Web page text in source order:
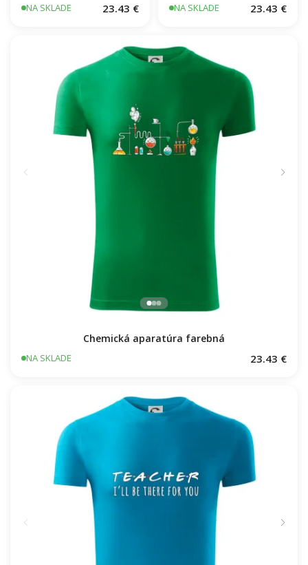
NA SKLADE 23.43 € NA SKLADE 23.43 €
Chemická aparatúra farebná
NA SKLADE 23.43 €